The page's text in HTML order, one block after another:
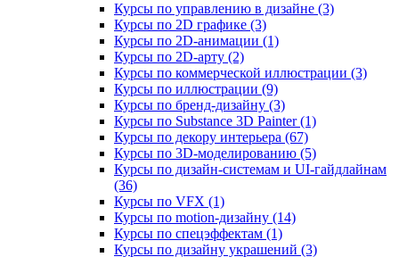
Курсы по управлению в дизайне (3)
Курсы по 2D графике (3)
Курсы по 2D‑анимации (1)
Курсы по 2D‑арту (2)
Курсы по коммерческой иллюстрации (3)
Курсы по иллюстрации (9)
Курсы по бренд‑дизайну (3)
Курсы по Substance 3D Painter (1)
Курсы по декору интерьера (67)
Курсы по 3D‑моделированию (5)
Курсы по дизайн-системам и UI-гайдлайнам
(36)
Курсы по VFX (1)
Курсы по motion-дизайну (14)
Курсы по спецэффектам (1)
Курсы по дизайну украшений (3)